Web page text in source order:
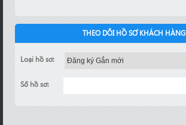
THEO DÕI HỒ SƠ KHÁCH HÀNG
Loại hồ sơ:
Số hồ sơ: